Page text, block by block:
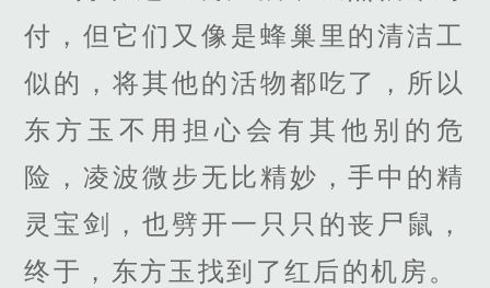
付，但它们又像是蜂巢里的清洁工
似的，将其他的活物都吃了，所以
东方玉不用担心会有其他别的危
险，凌波微步无比精妙，手中的精
灵宝剑，也劈开一只只的丧尸鼠，
终于，东方玉找到了红后的机房。